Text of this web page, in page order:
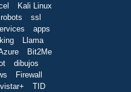
Kali Linux
robots
ssl
apps
Llama
Bit2Me
dibujos
Firewall
TID